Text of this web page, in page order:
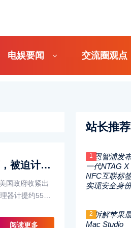
电娱要闻 交流圈观点
美国突下手！英伟达H20芯片出口需要许可，被迫计提55亿美元
国政府收紧出
器计提约55亿
阅读更多
站长推荐
1
2